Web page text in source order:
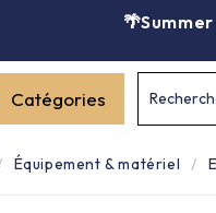
Catégories
Équipement & matériel